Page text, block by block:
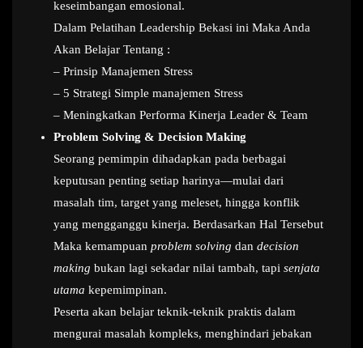
keseimbangan emosional.
Dalam Pelatihan Leadership Bekasi ini Maka Anda
Akan Belajar Tentang :
– Prinsip Manajemen Stress
– 5 Strategi Simple manajemen Stress
– Meningkatkan Performa Kinerja Leader & Team
Problem Solving & Decision Making
Seorang pemimpin dihadapkan pada berbagai
keputusan penting setiap harinya—mulai dari
masalah tim, target yang meleset, hingga konflik
yang mengganggu kinerja. Berdasarkan Hal Tersebut
Maka kemampuan problem solving dan decision
making bukan lagi sekadar nilai tambah, tapi senjata
utama kepemimpinan.
Peserta akan belajar teknik-teknik praktis dalam
mengurai masalah kompleks, menghindari jebakan